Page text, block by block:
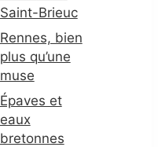
Saint-Brieuc
Rennes, bien
plus qu’une
muse
Épaves et
eaux
bretonnes